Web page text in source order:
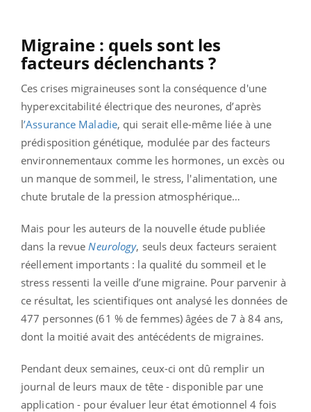
Migraine : quels sont les
facteurs déclenchants ?
Ces crises migraineuses sont la conséquence d'une
hyperexcitabilité électrique des neurones, d’après
l’Assurance Maladie, qui serait elle-même liée à une
prédisposition génétique, modulée par des facteurs
environnementaux comme les hormones, un excès ou
un manque de sommeil, le stress, l'alimentation, une
chute brutale de la pression atmosphérique…
Mais pour les auteurs de la nouvelle étude publiée
dans la revue Neurology, seuls deux facteurs seraient
réellement importants : la qualité du sommeil et le
stress ressenti la veille d’une migraine. Pour parvenir à
ce résultat, les scientifiques ont analysé les données de
477 personnes (61 % de femmes) âgées de 7 à 84 ans,
dont la moitié avait des antécédents de migraines.
Pendant deux semaines, ceux-ci ont dû remplir un
journal de leurs maux de tête - disponible par une
application - pour évaluer leur état émotionnel 4 fois